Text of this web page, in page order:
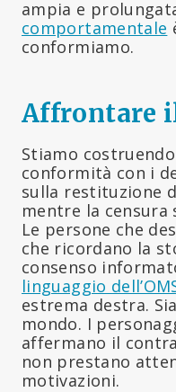
ampia e
comportamentale
conformiamo.
Affrontare
Stiamo
conformità con i
sulla restituzione
mentre la censura
Le persone che
che ricordano la
consenso
linguaggio
estrema destra.
mondo. I
affermano il
non prestano
motivazioni.